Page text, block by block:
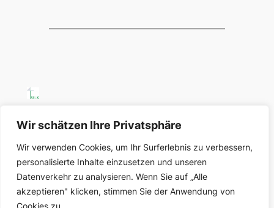
Wir schätzen Ihre Privatsphäre
Wir verwenden Cookies, um Ihr Surferlebnis zu verbessern,
personalisierte Inhalte einzusetzen und unseren
Datenverkehr zu analysieren. Wenn Sie auf „Alle
akzeptieren" klicken, stimmen Sie der Anwendung von
Cookies zu.
Region Ost der Selbständigen Evangelisch-
Lutherischen Kirche in Deutschland
Über uns Datenschutz